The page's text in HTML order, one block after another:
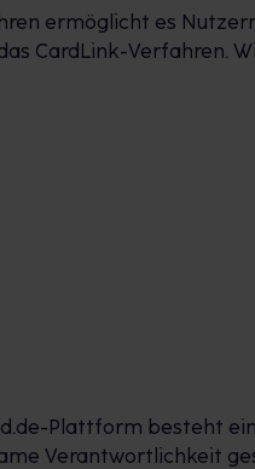
ermöglicht es
CardLink-Verfahren.
Plattform besteht
Verantwortlichkeit